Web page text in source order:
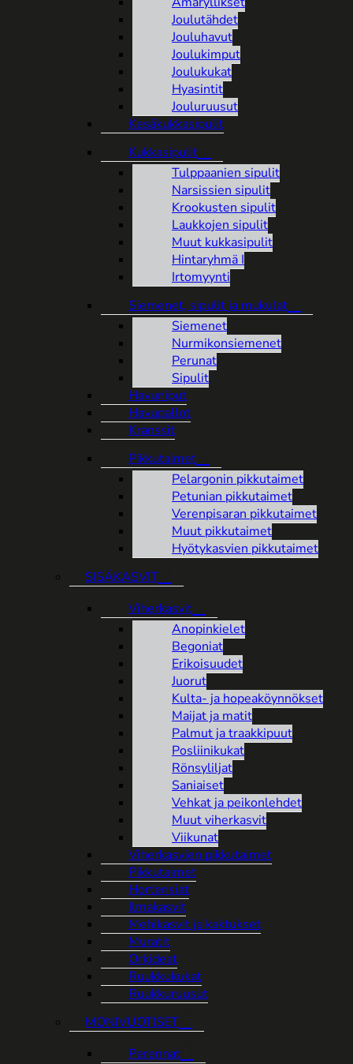
Joulutähdet
Jouluhavut
Joulukimput
Joulukukat
Hyasintit
Jouluruusut
Kesäkukkasipulit
Kukkasipulit
Tulppaanien sipulit
Narsissien sipulit
Krookusten sipulit
Laukkojen sipulit
Muut kukkasipulit
Hintaryhmä I
Irtomyynti
Siemenet, sipulit ja mukulat
Siemenet
Nurmikonsiemenet
Perunat
Sipulit
Havuniput
Havupallot
Kranssit
Pikkutaimet
Pelargonin pikkutaimet
Petunian pikkutaimet
Verenpisaran pikkutaimet
Muut pikkutaimet
Hyötykasvien pikkutaimet
SISÄKASVIT
Viherkasvit
Anopinkielet
Begoniat
Erikoisuudet
Juorut
Kulta- ja hopeaköynnökset
Maijat ja matit
Palmut ja traakkipuut
Posliinikukat
Rönsyliljat
Saniaiset
Vehkat ja peikonlehdet
Muut viherkasvit
Viikunat
Viherkasvien pikkutaimet
Pikkutaimet
Hortensiat
Ilmakasvit
Mehikasvit ja kaktukset
Muratit
Orkideat
Ruukkukukat
Ruukkuruusut
MONIVUOTISET
Perennat